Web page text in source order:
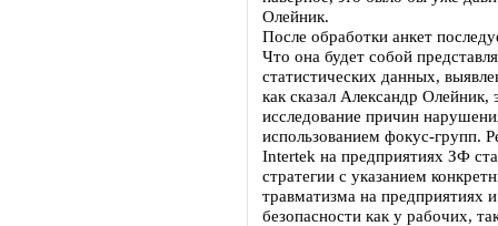
Олейник.
После обработки анкет
Что она будет собой
статистических данных,
как сказал Александр Олейник,
исследование причин
использованием фокус-групп.
Intertek на предприятиях ЗФ
стратегии с указанием
травматизма на предприятиях
безопасности как у рабочих,